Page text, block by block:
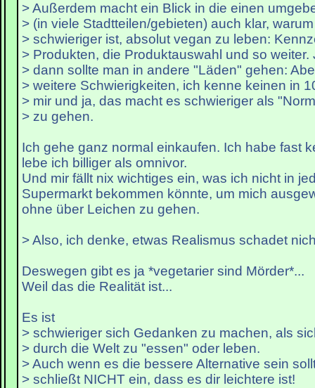
> Außerdem macht ein Blick in die einen
> (in viele Stadtteilen/gebieten) auch klar,
> schwieriger ist, absolut vegan zu leben:
> Produkten, die Produktauswahl und so weiter.
> dann sollte man in andere "Läden" gehen:
> weitere Schwierigkeiten, ich kenne keinen in
> mir und ja, das macht es schwieriger als
> zu gehen.
Ich gehe ganz normal einkaufen. Ich habe fast
lebe ich billiger als omnivor.
Und mir fällt nix wichtiges ein, was ich nicht in
Supermarkt bekommen könnte, um mich
ohne über Leichen zu gehen.
> Also, ich denke, etwas Realismus schadet
Deswegen gibt es ja *vegetarier sind Mörder*...
Weil das die Realität ist...
Es ist
> schwieriger sich Gedanken zu machen, als
> durch die Welt zu "essen" oder leben.
> Auch wenn es die bessere Alternative sein
> schließt NICHT ein, dass es dir leichtere ist!